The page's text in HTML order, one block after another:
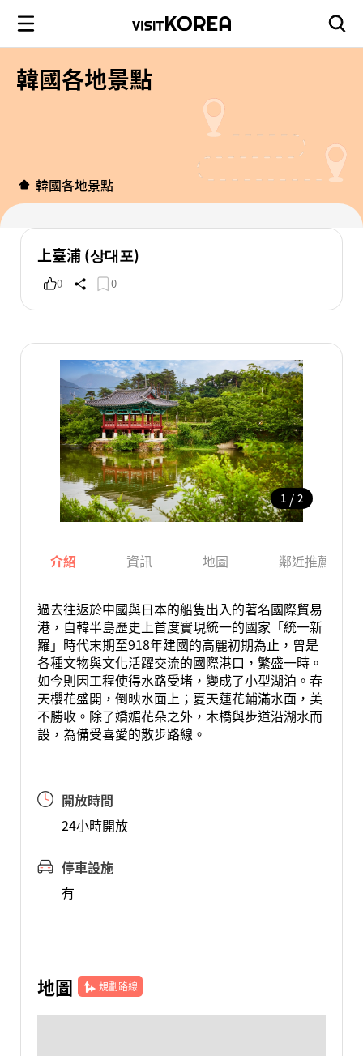
韓國各地景點
韓國各地景點
上臺浦 (상대포)
0 0
1 / 2
介紹 資訊 地圖 鄰近推薦景點
過去往返於中國與日本的船隻出入的著名國際貿易
港，自韓半島歷史上首度實現統一的國家「統一新
羅」時代末期至918年建國的高麗初期為止，曾是
各種文物與文化活躍交流的國際港口，繁盛一時。
如今則因工程使得水路受堵，變成了小型湖泊。春
天櫻花盛開，倒映水面上；夏天蓮花鋪滿水面，美
不勝收。除了嬌媚花朵之外，木橋與步道沿湖水而
設，為備受喜愛的散步路線。
開放時間
24小時開放
停車設施
有
地圖 規劃路線